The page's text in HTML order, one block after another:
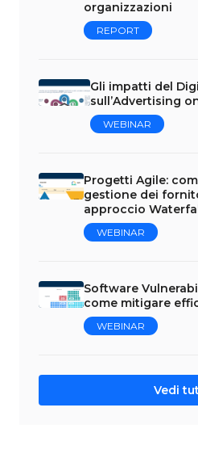
organizzazioni
REPORT
Gli impatti del
sull’Advertising
WEBINAR
Progetti Agile:
gestione dei
approccio
WEBINAR
Software
come mitigare
WEBINAR
Vedi